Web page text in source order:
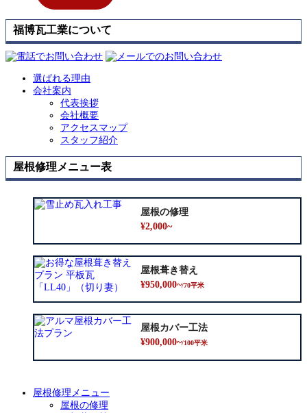
福博瓦工業について
選ばれる理由
会社案内
代表挨拶
会社概要
アクセスマップ
スタッフ紹介
屋根修理メニュー表
屋根の修理
¥2,000~
屋根葺き替え
¥950,000~/70平米
屋根カバー工法
¥900,000~/100平米
屋根修理メニュー
屋根の修理